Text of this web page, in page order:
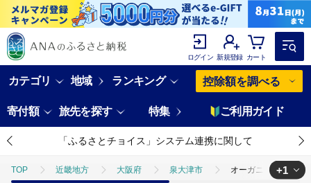
ログイン 新規登録 カート
カテゴリ 地域 ランキング 控除額を調べる
寄付額 旅先を探す 特集 ご利用ガイド
「ふるさとチョイス」システム連携に関して
TOP 近畿地方 大阪府 泉大津市 オーガニックコット
+1